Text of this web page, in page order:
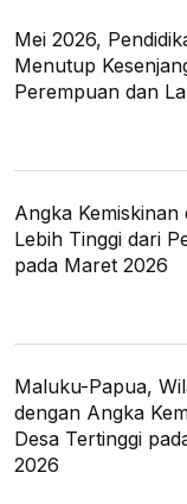
Mei 2026,
Menutup
Perempuan dan
Angka Kemiskinan
Lebih Tinggi dari
pada Maret 2026
Maluku-Papua,
dengan Angka
Desa Tertinggi
2026